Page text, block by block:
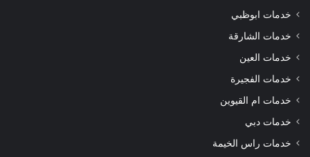
خدمات ابوظبي
خدمات الشارقة
خدمات العين
خدمات الفجيرة
خدمات ام القيوين
خدمات دبي
خدمات راس الخيمة